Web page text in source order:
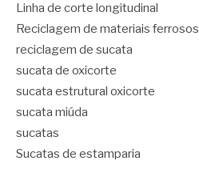
Linha de corte longitudinal
Reciclagem de materiais ferrosos
reciclagem de sucata
sucata de oxicorte
sucata estrutural oxicorte
sucata miúda
sucatas
Sucatas de estamparia